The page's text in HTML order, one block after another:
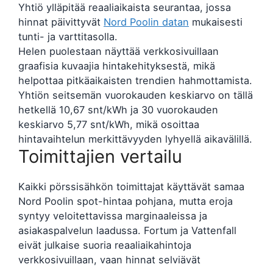
Yhtiö ylläpitää reaaliaikaista seurantaa, jossa
hinnat päivittyvät Nord Poolin datan mukaisesti
tunti- ja varttitasolla.
Helen puolestaan näyttää verkkosivuillaan
graafisia kuvaajia hintakehityksestä, mikä
helpottaa pitkäaikaisten trendien hahmottamista.
Yhtiön seitsemän vuorokauden keskiarvo on tällä
hetkellä 10,67 snt/kWh ja 30 vuorokauden
keskiarvo 5,77 snt/kWh, mikä osoittaa
hintavaihtelun merkittävyyden lyhyellä aikavälillä.
Toimittajien vertailu
Kaikki pörssisähkön toimittajat käyttävät samaa
Nord Poolin spot-hintaa pohjana, mutta eroja
syntyy veloitettavissa marginaaleissa ja
asiakaspalvelun laadussa. Fortum ja Vattenfall
eivät julkaise suoria reaaliaikahintoja
verkkosivuillaan, vaan hinnat selviävät